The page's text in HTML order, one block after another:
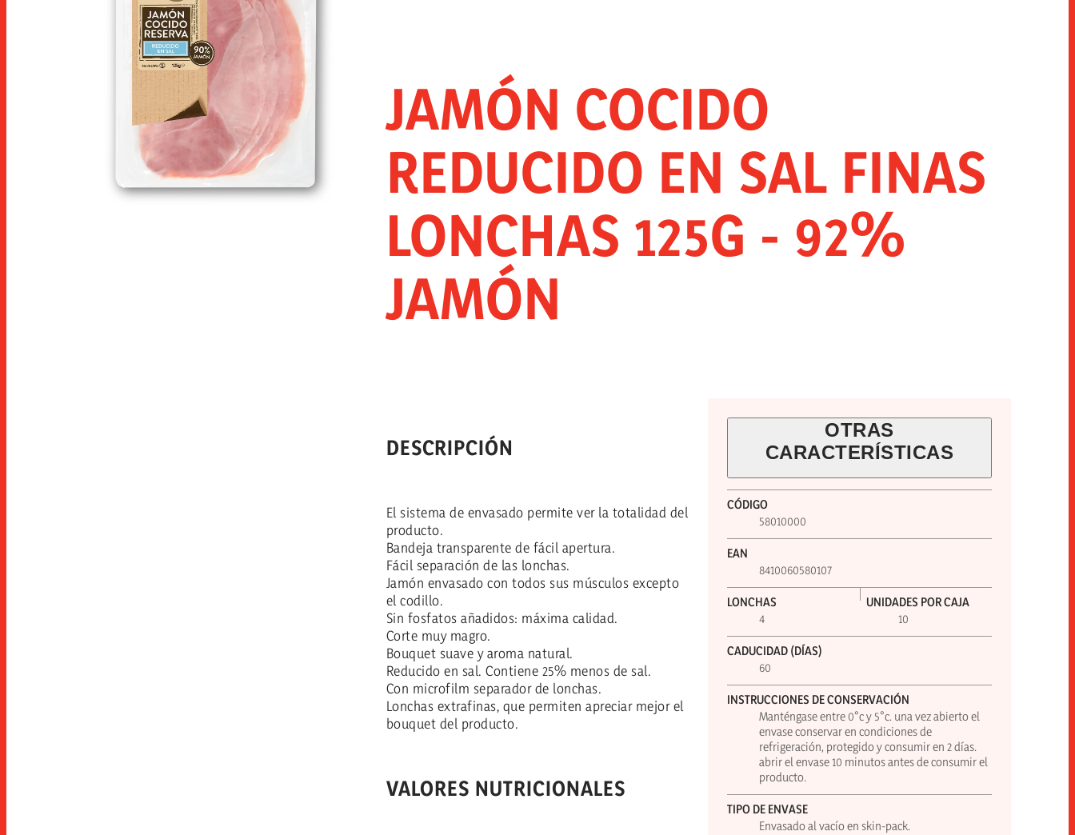
JAMÓN COCIDO
REDUCIDO EN SAL FINAS
LONCHAS 125G - 92%
JAMÓN
DESCRIPCIÓN
El sistema de envasado permite ver la totalidad del
producto.
Bandeja transparente de fácil apertura.
Fácil separación de las lonchas.
Jamón envasado con todos sus músculos excepto
el codillo.
Sin fosfatos añadidos: máxima calidad.
Corte muy magro.
Bouquet suave y aroma natural.
Reducido en sal. Contiene 25% menos de sal.
Con microfilm separador de lonchas.
Lonchas extrafinas, que permiten apreciar mejor el
bouquet del producto.
VALORES NUTRICIONALES
OTRAS
CARACTERÍSTICAS
CÓDIGO
58010000
EAN
8410060580107
LONCHAS
4
UNIDADES POR CAJA
10
CADUCIDAD (DÍAS)
60
INSTRUCCIONES DE CONSERVACIÓN
Manténgase entre 0°c y 5°c. una vez abierto el
envase conservar en condiciones de
refrigeración, protegido y consumir en 2 días.
abrir el envase 10 minutos antes de consumir el
producto.
TIPO DE ENVASE
Envasado al vacío en skin-pack.